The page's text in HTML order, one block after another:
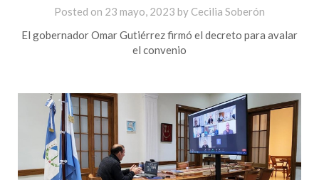
Posted on 23 mayo, 2023 by Cecilia Soberón
El gobernador Omar Gutiérrez firmó el decreto para avalar
el convenio